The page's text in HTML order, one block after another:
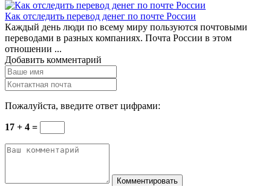
Как отследить перевод денег по почте России
Каждый день люди по всему миру пользуются почтовыми
переводами в разных компаниях. Почта России в этом
отношении ...
Добавить комментарий
Пожалуйста, введите ответ цифрами:
17 + 4 =